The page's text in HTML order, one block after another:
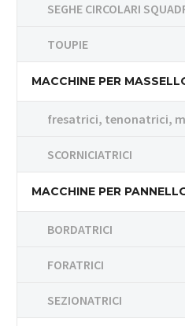
SEGHE CIRCOLARI
TOUPIE
MACCHINE PER
fresatrici, tenonatrici,
SCORNICIATRICI
MACCHINE PER
BORDATRICI
FORATRICI
SEZIONATRICI